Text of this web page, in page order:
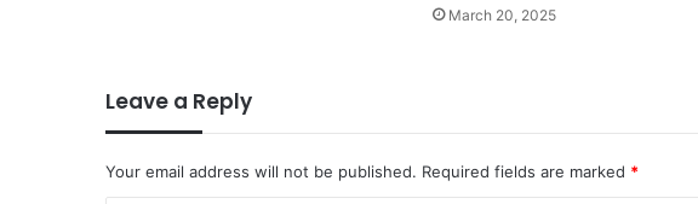
March 20, 2025
Leave a Reply
Your email address will not be published. Required fields are marked *